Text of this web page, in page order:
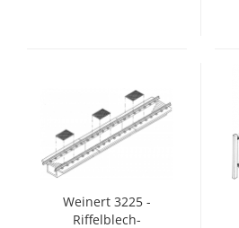
Weinert 3225 -
Riffelblech-